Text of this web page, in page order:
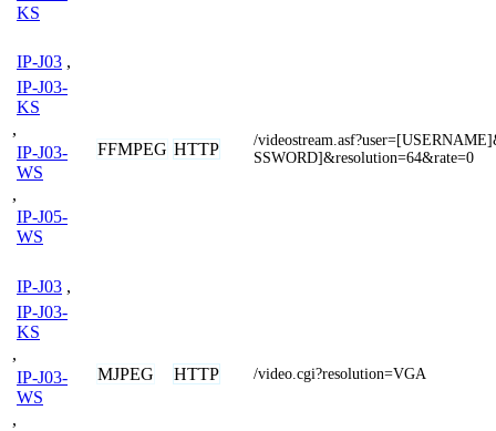
KS
IP-J03 ,
IP-J03-
KS
,
IP-J03-
WS
,
IP-J05-
WS
FFMPEG HTTP
/
SSWORD]&resolution=64&rate=0
IP-J03 ,
IP-J03-
KS
,
IP-J03-
WS
,
MJPEG HTTP /video.cgi?resolution=VGA